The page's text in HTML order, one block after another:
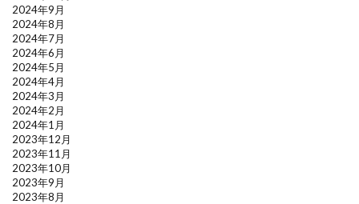
2024年9月
2024年8月
2024年7月
2024年6月
2024年5月
2024年4月
2024年3月
2024年2月
2024年1月
2023年12月
2023年11月
2023年10月
2023年9月
2023年8月